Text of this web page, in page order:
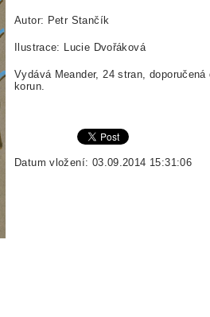
Autor: Petr Stančík
Ilustrace: Lucie Dvořáková
Vydává Meander, 24 stran, doporučená
korun.
Datum vložení: 03.09.2014 15:31:06